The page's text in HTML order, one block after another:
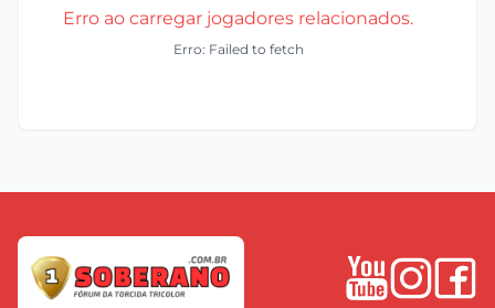
Erro ao carregar jogadores relacionados.
Erro: Failed to fetch